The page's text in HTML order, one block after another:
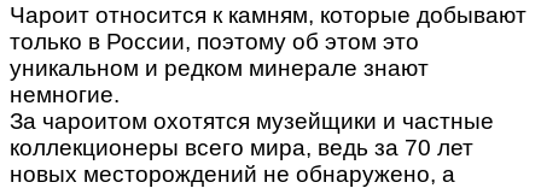
Чароит относится к камням, которые добывают
только в России, поэтому об этом это
уникальном и редком минерале знают
немногие.
За чароитом охотятся музейщики и частные
коллекционеры всего мира, ведь за 70 лет
новых месторождений не обнаружено, а